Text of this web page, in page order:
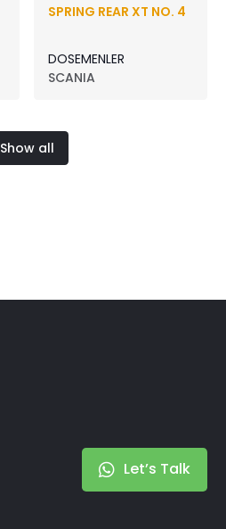
SPRING REAR XT NO. 4
DOSEMENLER
SCANIA
Show all
Let’s Talk